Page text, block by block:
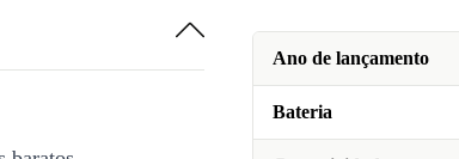
Ano de lançamento
Bateria